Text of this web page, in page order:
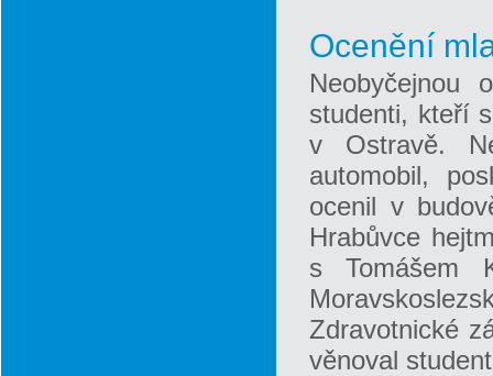
Ocenění
Neobyčejnou
studenti, kteří
v Ostravě.
automobil,
ocenil v
Hrabůvce
s Tomášem
Zdravotnické
věnoval